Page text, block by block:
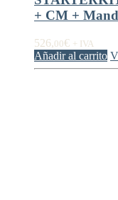
+ CM +
526,00€ + IVA
Añadir al carrito